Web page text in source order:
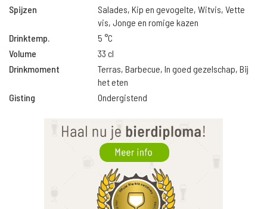
Spijzen
Salades, Kip en gevogelte, Witvis, Vette
vis, Jonge en romige kazen
Drinktemp.
5 °C
Volume
33 cl
Drinkmoment
Terras, Barbecue, In goed gezelschap, Bij
het eten
Gisting
Ondergistend